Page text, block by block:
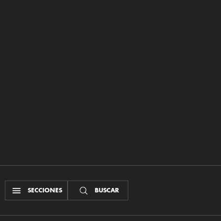
SECCIONES BUSCAR